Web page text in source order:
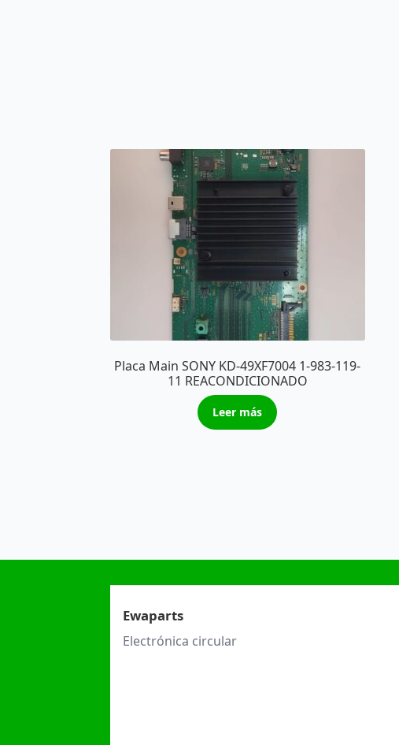
Placa Main SONY KD-49XF7004 1-983-119-
11 REACONDICIONADO
Leer más
Ewaparts
Electrónica circular